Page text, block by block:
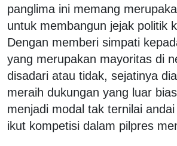
panglima ini memang
untuk membangun jejak politik
Dengan memberi simpati
yang merupakan mayoritas di
disadari atau tidak, sejatinya
meraih dukungan yang luar
menjadi modal tak ternilai
ikut kompetisi dalam pilpres